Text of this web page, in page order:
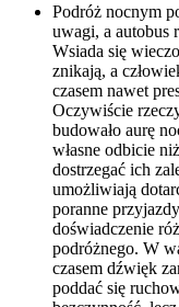
Podróż nocnym
uwagi, a autobus
Wsiada się
znikają, a
czasem nawet
Oczywiście
budowało aurę
własne odbicie
dostrzegać ich
umożliwiają
poranne
doświadczenie
podróżnego. W
czasem dźwięk
poddać się